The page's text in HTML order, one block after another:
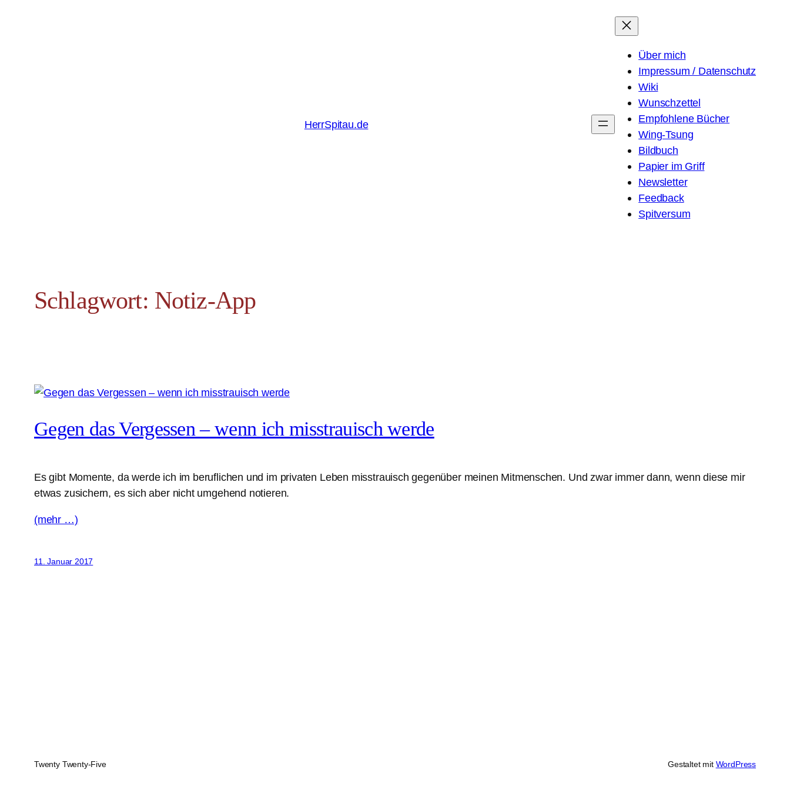
HerrSpitau.de
Über mich
Impressum / Datenschutz
Wiki
Wunschzettel
Empfohlene Bücher
Wing-Tsung
Bildbuch
Papier im Griff
Newsletter
Feedback
Spitversum
Schlagwort: Notiz-App
Gegen das Vergessen – wenn ich misstrauisch werde
Es gibt Momente, da werde ich im beruflichen und im privaten Leben misstrauisch gegenüber meinen Mitmenschen. Und zwar immer dann, wenn diese mir
etwas zusichern, es sich aber nicht umgehend notieren.
(mehr …)
11. Januar 2017
Twenty Twenty-Five Gestaltet mit WordPress